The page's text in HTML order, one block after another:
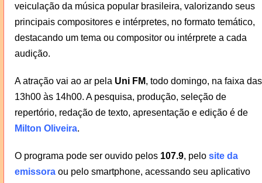
veiculação da música popular brasileira, valorizando seus
principais compositores e intérpretes, no formato temático,
destacando um tema ou compositor ou intérprete a cada
audição.
A atração vai ao ar pela Uni FM, todo domingo, na faixa das
13h00 às 14h00. A pesquisa, produção, seleção de
repertório, redação de texto, apresentação e edição é de
Milton Oliveira.
O programa pode ser ouvido pelos 107.9, pelo site da
emissoraou pelo smartphone, acessando seu aplicativo